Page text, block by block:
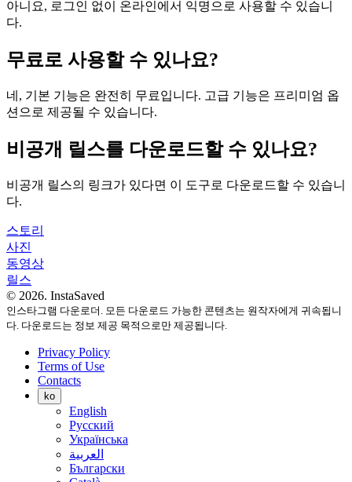
아니요, 로그인 없이 온라인에서 익명으로 사용할 수 있습니
다.
무료로 사용할 수 있나요?
네, 기본 기능은 완전히 무료입니다. 고급 기능은 프리미엄 옵
션으로 제공될 수 있습니다.
비공개 릴스를 다운로드할 수 있나요?
비공개 릴스의 링크가 있다면 이 도구로 다운로드할 수 있습니
다.
스토리
사진
동영상
릴스
© 2026. InstaSaved
인스타그램 다운로더. 모든 다운로드 가능한 콘텐츠는 원작자에게 귀속됩니
다. 다운로드는 정보 제공 목적으로만 제공됩니다.
Privacy Policy
Terms of Use
Contacts
ko
English
Русский
Українська
العربية
Български